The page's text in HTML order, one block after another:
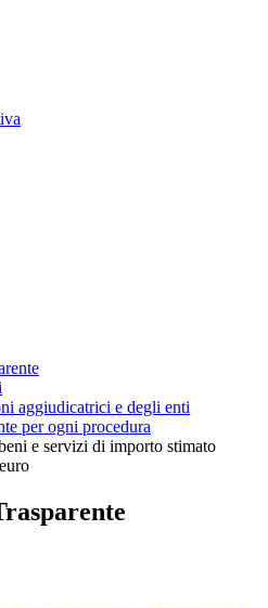
aggiudicatrici e degli enti
per ogni procedura
e servizi di importo stimato